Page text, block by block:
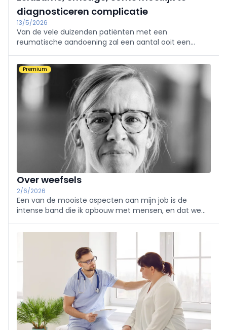
diagnosticeren complicatie
13/5/2026
Van de vele duizenden patiënten met een
reumatische aandoening zal een aantal ooit een
Dat is een zeldzame, maar ernstige complicatie, waar
niet altijd aan wordt gedacht. Wat zijn de
waarschuwingsteke
Premium
Over weefsels
2/6/2026
Een van de mooiste aspecten aan mijn job is de
intense band die ik opbouw met mensen, en dat we